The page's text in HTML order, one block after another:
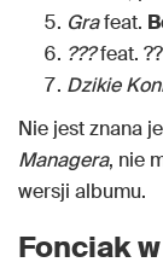
Grafeat.
???feat.
Dzikie
Nie jest znana
Managera, nie
wersji albumu.
Fonciak